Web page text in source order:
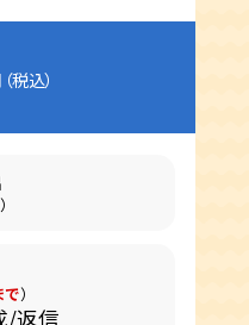
税込）
で）
/返信